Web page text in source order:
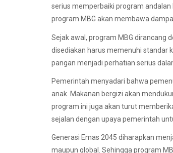
serius memperbaiki program
program MBG akan membawa
Sejak awal, program MBG dirancang
disediakan harus memenuhi standar
pangan menjadi perhatian serius
Pemerintah menyadari bahwa
anak. Makanan bergizi akan
program ini juga akan turut
sejalan dengan upaya pemerintah
Generasi Emas 2045 diharapkan
maupun global. Sehingga program